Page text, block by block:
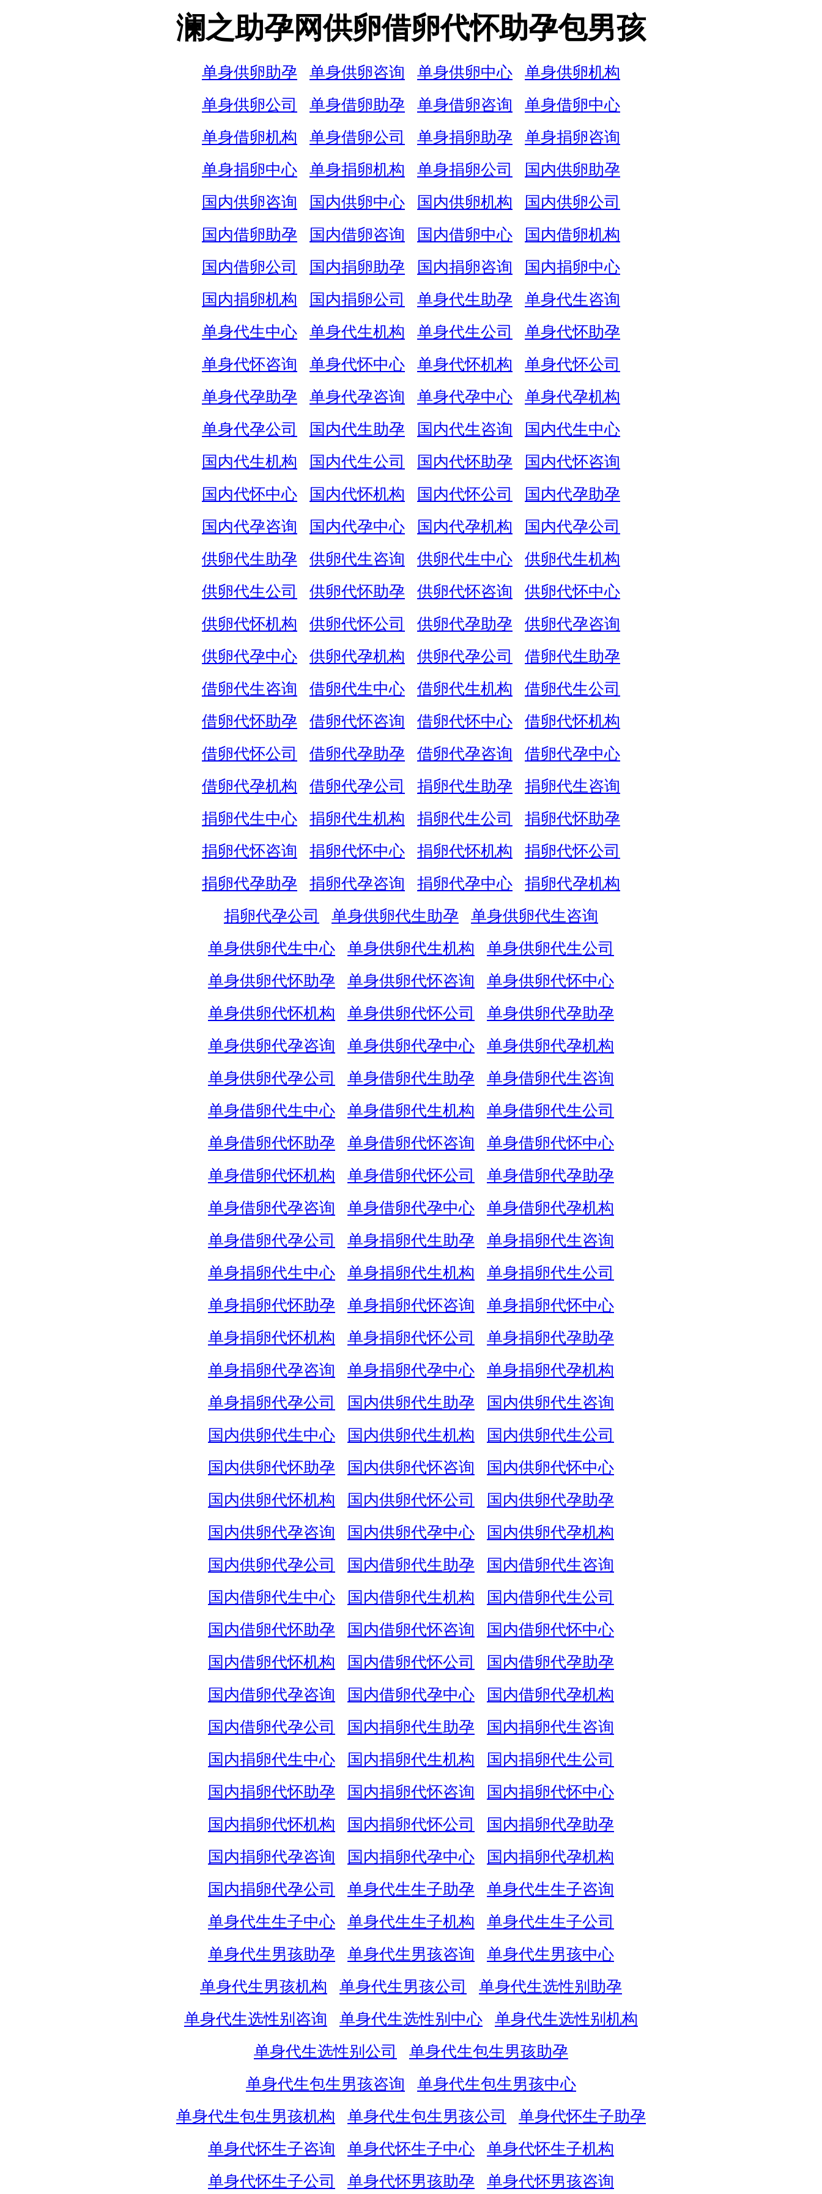
澜之助孕网供卵借卵代怀助孕包男孩
单身供卵助孕 单身供卵咨询 单身供卵中心
单身供卵机构
单身供卵公司
单身借卵助孕 单身借卵咨询
单身借卵中心
单身借卵机构
单身借卵公司 单身捐卵助孕
单身捐卵咨询
单身捐卵中心
单身捐卵机构 单身捐卵公司
国内供卵助孕
国内供卵咨询
国内供卵中心 国内供卵机构
国内供卵公司
国内借卵助孕
国内借卵咨询 国内借卵中心
国内借卵机构
国内借卵公司
国内捐卵助孕 国内捐卵咨询
国内捐卵中心
国内捐卵机构
国内捐卵公司 单身代生助孕
单身代生咨询
单身代生中心
单身代生机构 单身代生公司
单身代怀助孕
单身代怀咨询
单身代怀中心 单身代怀机构
单身代怀公司
单身代孕助孕
单身代孕咨询 单身代孕中心
单身代孕机构
单身代孕公司
国内代生助孕 国内代生咨询
国内代生中心
国内代生机构
国内代生公司 国内代怀助孕
国内代怀咨询
国内代怀中心
国内代怀机构 国内代怀公司
国内代孕助孕
国内代孕咨询
国内代孕中心 国内代孕机构
国内代孕公司
供卵代生助孕
供卵代生咨询 供卵代生中心
供卵代生机构
供卵代生公司
供卵代怀助孕 供卵代怀咨询
供卵代怀中心
供卵代怀机构
供卵代怀公司 供卵代孕助孕
供卵代孕咨询
供卵代孕中心
供卵代孕机构 供卵代孕公司
借卵代生助孕
借卵代生咨询
借卵代生中心 借卵代生机构
借卵代生公司
借卵代怀助孕
借卵代怀咨询 借卵代怀中心
借卵代怀机构
借卵代怀公司
借卵代孕助孕 借卵代孕咨询
借卵代孕中心
借卵代孕机构
借卵代孕公司 捐卵代生助孕
捐卵代生咨询
捐卵代生中心
捐卵代生机构 捐卵代生公司
捐卵代怀助孕
捐卵代怀咨询
捐卵代怀中心 捐卵代怀机构
捐卵代怀公司
捐卵代孕助孕
捐卵代孕咨询 捐卵代孕中心
捐卵代孕机构
捐卵代孕公司
单身供卵代生助孕
单身供卵代生咨询
单身供卵代生中心
单身供卵代生机构
单身供卵代生公司
单身供卵代怀助孕
单身供卵代怀咨询
单身供卵代怀中心
单身供卵代怀机构
单身供卵代怀公司
单身供卵代孕助孕
单身供卵代孕咨询
单身供卵代孕中心
单身供卵代孕机构
单身供卵代孕公司
单身借卵代生助孕
单身借卵代生咨询
单身借卵代生中心
单身借卵代生机构
单身借卵代生公司
单身借卵代怀助孕
单身借卵代怀咨询
单身借卵代怀中心
单身借卵代怀机构
单身借卵代怀公司
单身借卵代孕助孕
单身借卵代孕咨询
单身借卵代孕中心
单身借卵代孕机构
单身借卵代孕公司
单身捐卵代生助孕
单身捐卵代生咨询
单身捐卵代生中心
单身捐卵代生机构
单身捐卵代生公司
单身捐卵代怀助孕
单身捐卵代怀咨询
单身捐卵代怀中心
单身捐卵代怀机构
单身捐卵代怀公司
单身捐卵代孕助孕
单身捐卵代孕咨询
单身捐卵代孕中心
单身捐卵代孕机构
单身捐卵代孕公司
国内供卵代生助孕
国内供卵代生咨询
国内供卵代生中心
国内供卵代生机构
国内供卵代生公司
国内供卵代怀助孕
国内供卵代怀咨询
国内供卵代怀中心
国内供卵代怀机构
国内供卵代怀公司
国内供卵代孕助孕
国内供卵代孕咨询
国内供卵代孕中心
国内供卵代孕机构
国内供卵代孕公司
国内借卵代生助孕
国内借卵代生咨询
国内借卵代生中心
国内借卵代生机构
国内借卵代生公司
国内借卵代怀助孕
国内借卵代怀咨询
国内借卵代怀中心
国内借卵代怀机构
国内借卵代怀公司
国内借卵代孕助孕
国内借卵代孕咨询
国内借卵代孕中心
国内借卵代孕机构
国内借卵代孕公司
国内捐卵代生助孕
国内捐卵代生咨询
国内捐卵代生中心
国内捐卵代生机构
国内捐卵代生公司
国内捐卵代怀助孕
国内捐卵代怀咨询
国内捐卵代怀中心
国内捐卵代怀机构
国内捐卵代怀公司
国内捐卵代孕助孕
国内捐卵代孕咨询
国内捐卵代孕中心
国内捐卵代孕机构
国内捐卵代孕公司
单身代生生子助孕
单身代生生子咨询
单身代生生子中心
单身代生生子机构
单身代生生子公司
单身代生男孩助孕
单身代生男孩咨询
单身代生男孩中心
单身代生男孩机构
单身代生男孩公司
单身代生选性别助孕
单身代生选性别咨询
单身代生选性别中心
单身代生选性别机构
单身代生选性别公司
单身代生包生男孩助孕
单身代生包生男孩咨询
单身代生包生男孩中心
单身代生包生男孩机构
单身代生包生男孩公司
单身代怀生子助孕
单身代怀生子咨询
单身代怀生子中心
单身代怀生子机构
单身代怀生子公司
单身代怀男孩助孕 单身代怀男孩咨询